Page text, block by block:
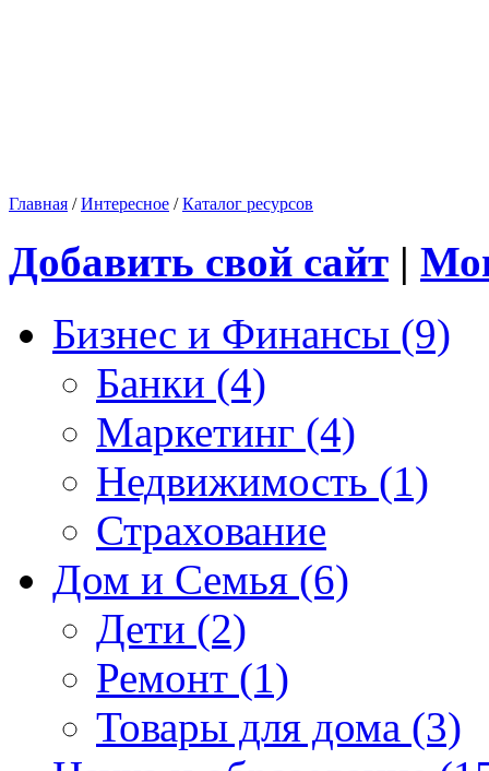
Главная /Интересное /Каталог ресурсов
Добавить свой сайт |
Бизнес и Финансы (9)
Банки (4)
Маркетинг (4)
Недвижимость (1)
Страхование
Дом и Семья (6)
Дети (2)
Ремонт (1)
Товары для дома (3)